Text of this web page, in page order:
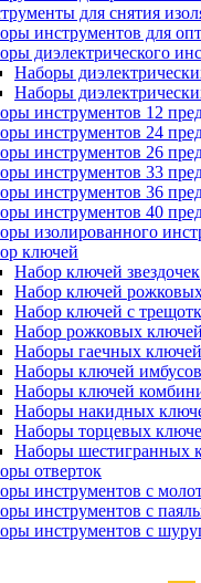
для снятия
инструментов для
диэлектрического
Наборы
Наборы
инструментов 12
инструментов 24
инструментов 26
инструментов 33
инструментов 36
инструментов 40
изолированного
ключей
Набор ключей звездочек
Набор ключей
Набор ключей с
Набор рожковых ключей
Наборы гаечных ключей
Наборы ключей
Наборы ключей
Наборы накидных
Наборы торцевых
Наборы шестигранных
отверток
инструментов с
инструментов с
инструментов с